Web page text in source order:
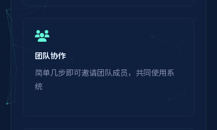
团队协作
简单几步即可邀请团队成员，共同使用系
统